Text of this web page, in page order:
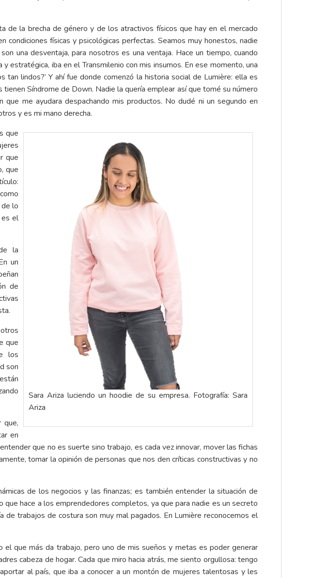
de la brecha de género y de los atractivos físicos que hay en el mercado
físicas y psicológicas perfectas. Seamos muy honestos, nadie
una desventaja, para nosotros es una ventaja. Hace un tiempo, cuando
estratégica, iba en el Transmilenio con mis insumos. En ese momento, una
lindos?’ Y ahí fue donde comenzó la historia social de Lumière: ella es
Síndrome de Down. Nadie la quería emplear así que tomé su número
me ayudara despachando mis productos. No dudé ni un segundo en
y es mi mano derecha.
Sara Ariza luciendo un hoodie de su empresa. Fotografía: Sara
Ariza
que
que
que
lo
el
la
un
de
que
los
son
que,
en
que no es suerte sino trabajo, es cada vez innovar, mover las fichas
tomar la opinión de personas que nos den críticas constructivas y no
de los negocios y las finanzas; es también entender la situación de
hace a los emprendedores completos, ya que para nadie es un secreto
trabajos de costura son muy mal pagados. En Lumière reconocemos el
que más da trabajo, pero uno de mis sueños y metas es poder generar
cabeza de hogar. Cada que miro hacia atrás, me siento orgullosa: tengo
al país, que iba a conocer a un montón de mujeres talentosas y les